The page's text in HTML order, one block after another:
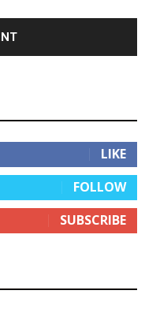
LIKE
FOLLOW
SUBSCRIBE